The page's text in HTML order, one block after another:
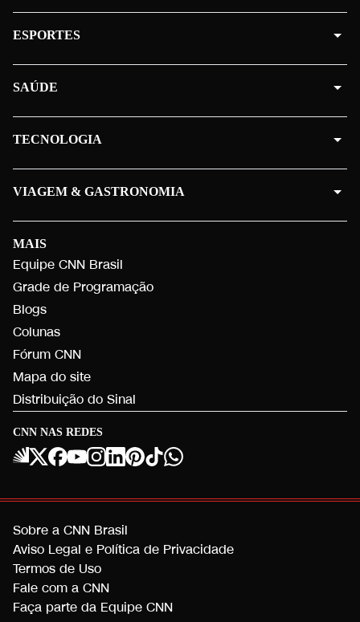
CNN NAS REDES
MAIS
Equipe CNN Brasil
Grade de Programação
Blogs
Colunas
Fórum CNN
Mapa do site
Distribuição do Sinal
ESPORTES
SAÚDE
TECNOLOGIA
VIAGEM & GASTRONOMIA
Sobre a CNN Brasil
Aviso Legal e Política de Privacidade
Termos de Uso
Fale com a CNN
Faça parte da Equipe CNN